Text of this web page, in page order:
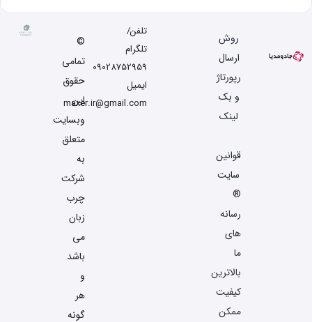
روش
ارسال
رپورتاژ
و بک
لینک
قوانین
سایت
®
رسانه
های
ما
بالاترین
کیفیت
ممکن
تلفن/
تلگرام
09028752959
ایمیل
maxer.ir@gmail.com
©
تمامی
حقوق
این
وبسایت
متعلق
به
شرکت
چرب
زبان
می
باشد
و
هر
گونه